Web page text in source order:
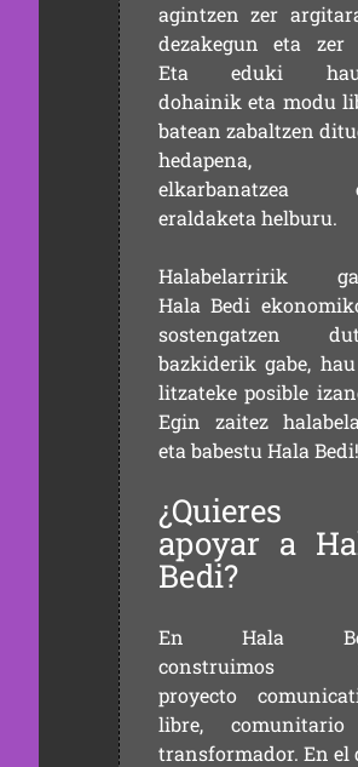
agintzen zer
dezakegun eta zer
Eta eduki
dohainik eta modu
batean zabaltzen
hedapena,
elkarbanatzea
eraldaketa helburu.
Halabelarririk
Hala Bedi
sostengatzen
bazkiderik gabe,
litzateke posible
Egin zaitez
eta babestu Hala Bedi!
¿Quieres
apoyar a
Bedi?
En Hala
construimos
proyecto
libre,
transformador. En el